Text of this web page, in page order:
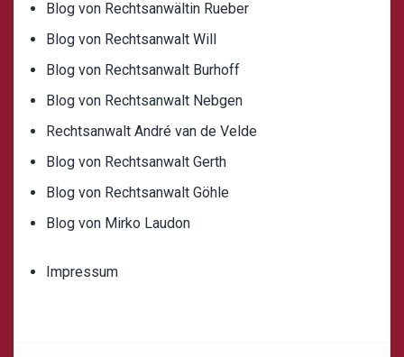
Blog von Rechtsanwältin Rueber
Blog von Rechtsanwalt Will
Blog von Rechtsanwalt Burhoff
Blog von Rechtsanwalt Nebgen
Rechtsanwalt André van de Velde
Blog von Rechtsanwalt Gerth
Blog von Rechtsanwalt Göhle
Blog von Mirko Laudon
Impressum